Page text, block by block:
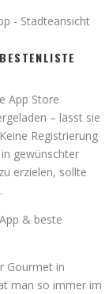
App Store
– lässt sie
Registrierung
gewünschter
erzielen, sollte
& beste
Gourmet in
man so immer im